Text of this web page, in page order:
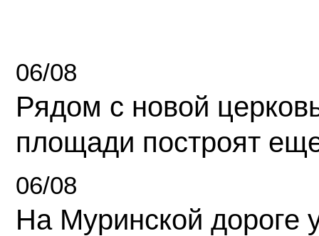
06/08
Рядом с новой
площади построят
06/08
На Муринской дороге